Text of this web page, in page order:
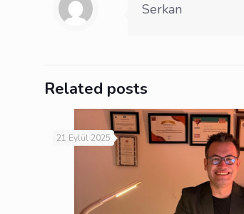
Serkan
Related posts
21 Eylül 2025